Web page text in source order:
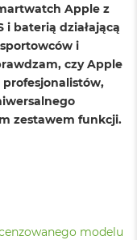
Apple z
i baterią działającą
i
czy Apple
zestawem funkcji.
modelu